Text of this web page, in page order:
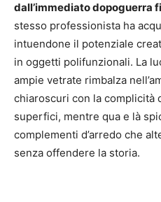
dall’immediato dopoguerra
stesso professionista ha
intuendone il potenziale
in oggetti polifunzionali. La
ampie vetrate rimbalza
chiaroscuri con la complicità
superfici, mentre qua e là
complementi d’arredo che
senza offendere la storia.